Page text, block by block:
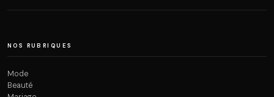
NOS RUBRIQUES
Mode
Beauté